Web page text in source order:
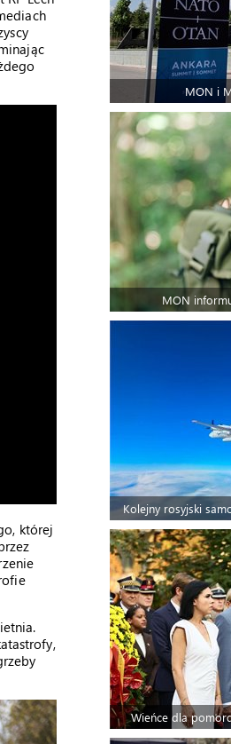
której
MON i
MON
Kolejny rosyjski
Wieńce dla